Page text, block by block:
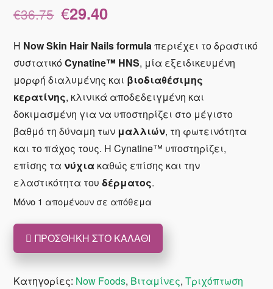
€36.75 Original
price
€36.75.
€29.40
είναι:
€29.40.
H Now Skin Hair Nailsformulaπεριέχει το δραστικό
συστατικόCynatine™ ΗΝS, μία εξειδικευμένη
μορφή διαλυμένης και βιοδιαθέσιμης
κερατίνης, κλινικά αποδεδειγμένη και
δοκιμασμένη για να υποστηρίζει στο μέγιστο
βαθμό τη δύναμη των μαλλιών, τη φωτεινότητα
και το πάχος τους. Η Cynatine™ υποστηρίζει,
επίσης τανύχια καθώς επίσης και την
ελαστικότητα τουδέρματος.
Μόνο 1 απομένουν σε απόθεμα
Now
Solutions
Hair,
ΠΡΟΣΘΉΚΗ ΣΤΟ ΚΑΛΆΘΙ
Κατηγορίες: Now Foods, Βιταμίνες,Τριχόπτωση